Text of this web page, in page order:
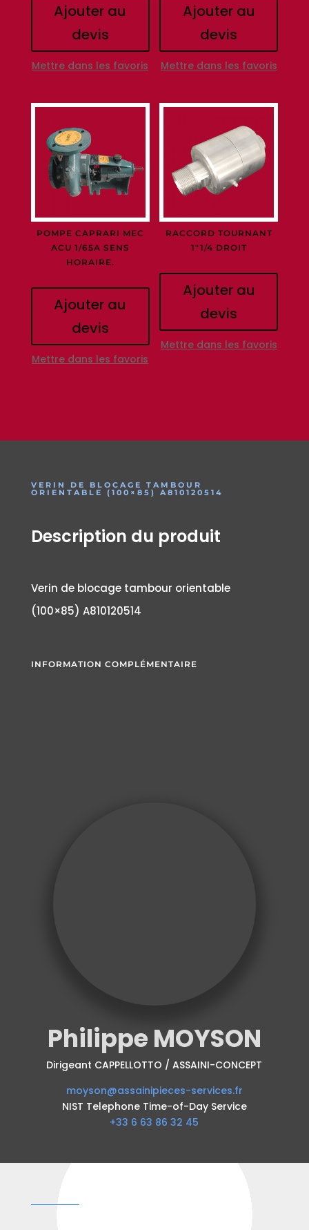
Ajouter au
devis
Mettre dans les favoris
Ajouter au
devis
Mettre dans les favoris
POMPE CAPRARI MEC
ACU 1/65A SENS
HORAIRE.
Ajouter au
devis
Mettre dans les favoris
RACCORD TOURNANT
1″1/4 DROIT
Ajouter au
devis
Mettre dans les favoris
VERIN DE BLOCAGE TAMBOUR
ORIENTABLE (100×85) A810120514
Description du produit
Verin de blocage tambour orientable
(100×85) A810120514
INFORMATION COMPLÉMENTAIRE
Philippe MOYSON
Dirigeant CAPPELLOTTO / ASSAINI-CONCEPT
moyson@assainipieces-services.fr
NIST Telephone Time-of-Day Service
+33 6 63 86 32 45